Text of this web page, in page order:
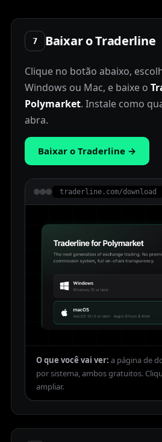
7 Baixar o Traderline
Clique no botão abaixo,
Windows ou Mac, e baixe o
Polymarket. Instale como
abra.
Baixar o Traderline →
traderline.com/download
O que você vai ver: a página de
por sistema, ambos gratuitos.